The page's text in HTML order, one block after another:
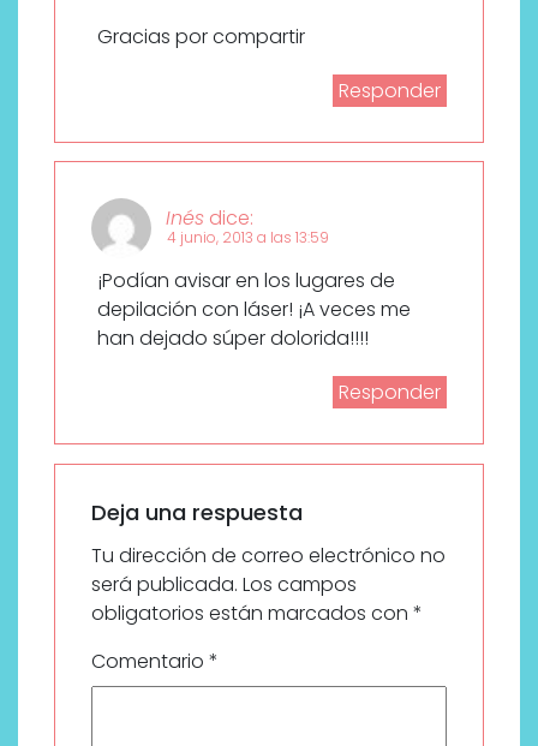
Gracias por compartir
Responder
Inés dice:
4 junio, 2013 a las 13:59
¡Podían avisar en los lugares de
depilación con láser! ¡A veces me
han dejado súper dolorida!!!!
Responder
Deja una respuesta
Tu dirección de correo electrónico no
será publicada. Los campos
obligatorios están marcados con *
Comentario *